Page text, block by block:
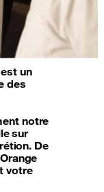
un
des
notre
sur
De
votre